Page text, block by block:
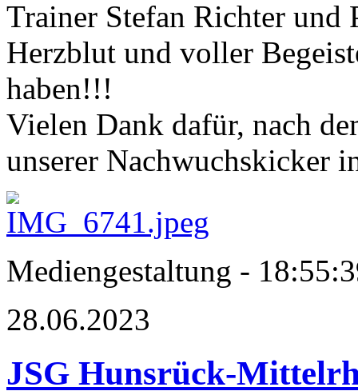
Trainer Stefan Richter
Herzblut und voller
haben!!!
Vielen Dank dafür, nach
unserer Nachwuchskicker
Mediengestaltung -
28.06.2023
JSG Hunsrück-